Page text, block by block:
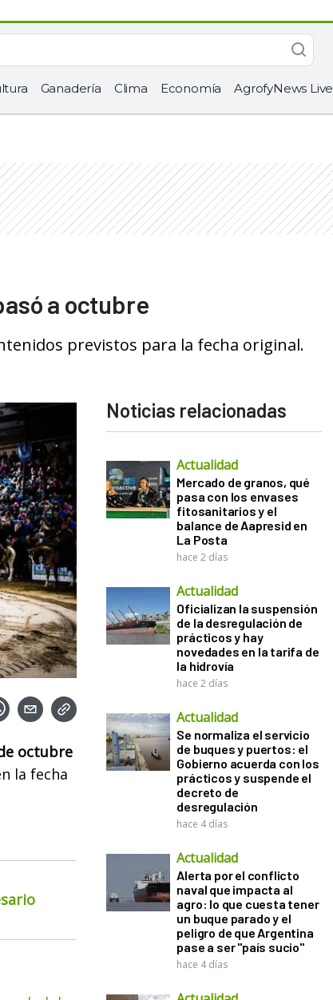
Ganadería Clima Economía AgrofyNews Live
a octubre
previstos para la fecha original.
octubre
la fecha
Noticias relacionadas
Actualidad
Mercado de granos, qué
pasa con los envases
fitosanitarios y el
balance de Aapresid en
La Posta
hace 2 días
Actualidad
Oficializan la suspensión
de la desregulación de
prácticos y hay
novedades en la tarifa de
la hidrovía
hace 2 días
Actualidad
Se normaliza el servicio
de buques y puertos: el
Gobierno acuerda con los
prácticos y suspende el
decreto de
desregulación
hace 4 días
Actualidad
Alerta por el conflicto
naval que impacta al
agro: lo que cuesta tener
un buque parado y el
peligro de que Argentina
pase a ser "país sucio"
hace 4 días